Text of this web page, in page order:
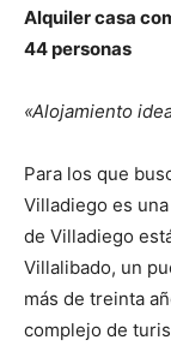
Alquiler casa
44 personas
«Alojamiento
Para los que
Villadiego es
de Villadiego
Villalibado, un
más de treinta
complejo de